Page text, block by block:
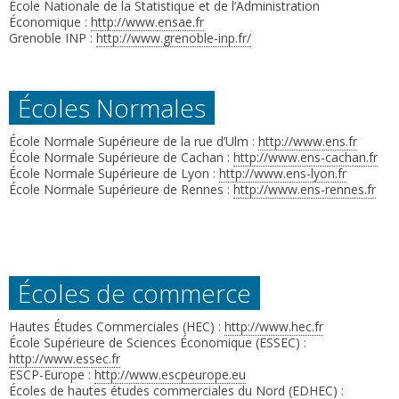
École Nationale de la Statistique et de l’Administration
Économique : http://www.ensae.fr
Grenoble INP : http://www.grenoble-inp.fr/
Écoles Normales
École Normale Supérieure de la rue d’Ulm : http://www.ens.fr
École Normale Supérieure de Cachan : http://www.ens-cachan.fr
École Normale Supérieure de Lyon : http://www.ens-lyon.fr
École Normale Supérieure de Rennes : http://www.ens-rennes.fr
Écoles de commerce
Hautes Études Commerciales (HEC) : http://www.hec.fr
École Supérieure de Sciences Économique (ESSEC) :
http://www.essec.fr
ESCP-Europe : http://www.escpeurope.eu
Écoles de hautes études commerciales du Nord (EDHEC) :